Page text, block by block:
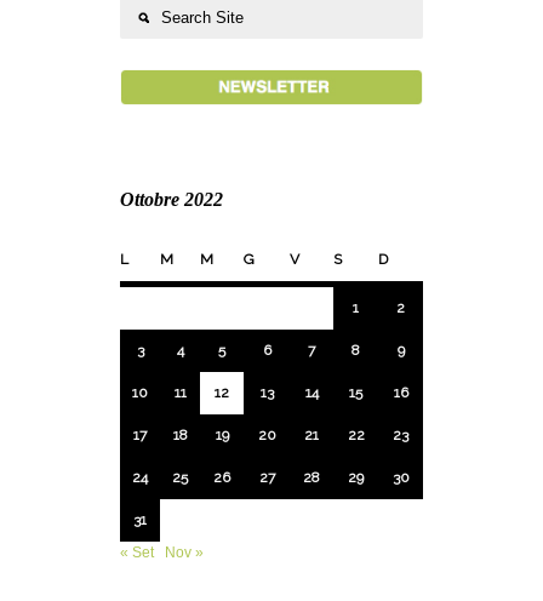
Ottobre 2022
L M M G V S D
1 2
3 4 5 6 7 8 9
10 11 12 13 14 15 16
17 18 19 20 21 22 23
24 25 26 27 28 29 30
31
« Set
Nov »